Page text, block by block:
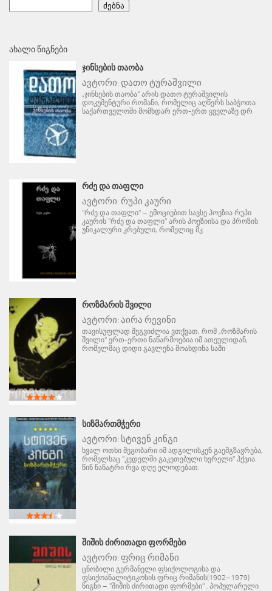
ძებნა
ᲐᲮᲐᲚᲘ ᲬᲘᲒᲜᲔᲑᲘ
ᲯᲘᲜᲡᲔᲑᲘᲡ ᲗᲐᲝᲑᲐ
ავტორი: დათო ტურაშვილი
„ჯინსების თაობა“ არის დათო ტურაშვილის
დოკუმენტური რომანი, რომელიც აღწერს საბჭოთა
საქართველოში მომხდარ ერთ-ერთ ყველაზე დრ
ᲠᲫᲔ ᲓᲐ ᲗᲐᲤᲚᲘ
ავტორი: რუპი კაური
"რძე და თაფლი" – ემოციებით სავსე პოეზია რუპი
კაურის "რძე და თაფლი" არის პოეზიისა და პროზის
უნიკალური კრებული, რომელიც მკ
ᲠᲝᲖᲛᲐᲠᲘᲡ ᲨᲕᲘᲚᲘ
ავტორი: აირა რევინი
თავისუფლად შეგვიძლია ვთქვათ, რომ „როზმარის
შვილი" ერთ-ერთი ნაწარმოებია იმ ათეულიდან,
რომელმაც დიდი გავლენა მოახდინა საში
ᲡᲘᲖᲛᲐᲠᲗᲛᲭᲔᲠᲘ
ავტორი: სტივენ კინგი
ხვალ ოთხი მეგობარი იმ ადგილისკენ გაემგზავრება,
რომელსაც "კედელში გაკეთებული ხვრელი" ჰქვია.
წინ ნანატრი რვა დღე ელოდებათ.
ᲨᲘᲨᲘᲡ ᲫᲘᲠᲘᲗᲐᲓᲘ ᲤᲝᲠᲛᲔᲑᲘ
ავტორი: ფრიც რიმანი
ცნობილი გერმანელი ფსიქოლოგისა და
ფსიქოანალიტიკოსის ფრიც რიმანის(1902–1979)
წიგნი – "შიშის ძირითადი ფორმები" . პოპულარული